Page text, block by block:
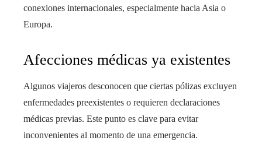
conexiones internacionales, especialmente hacia Asia o
Europa.
Afecciones médicas ya existentes
Algunos viajeros desconocen que ciertas pólizas excluyen
enfermedades preexistentes o requieren declaraciones
médicas previas. Este punto es clave para evitar
inconvenientes al momento de una emergencia.